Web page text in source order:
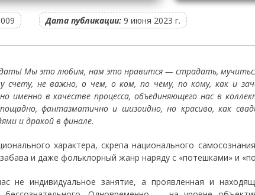
Дата публикации: 9 июня 2023 г.
Мы это любим, нам это нравится — страдать,
счету, не важно, о чем, о ком, по чему, по кому, как и
именно в качестве процесса, объединяющего нас в
фантазматично и шизоидно, но красиво, как
и дракой в финале.
характера, скрепа национального
и даже фольклорный жанр наряду с «потешками» и
индивидуальное занятие, а проявленная и